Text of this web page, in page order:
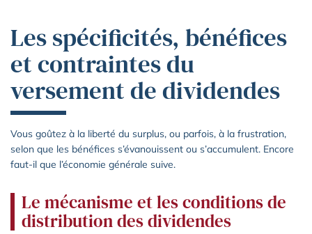
Les spécificités, bénéfices
et contraintes du
versement de dividendes
Vous goûtez à la liberté du surplus, ou parfois, à la frustration,
selon que les bénéfices s’évanouissent ou s’accumulent. Encore
faut-il que l’économie générale suive.
Le mécanisme et les conditions de
distribution des dividendes